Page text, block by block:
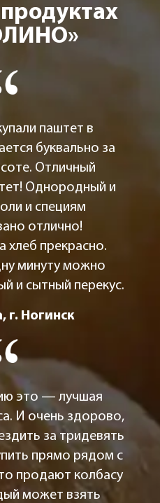
паштет в
буквально за
Отличный
Однородный и
и специям
отлично!
хлеб прекрасно.
минуту можно
и сытный перекус.
г. Ногинск
это — лучшая
И очень здорово,
за тридевять
прямо рядом с
продают колбасу
может взять